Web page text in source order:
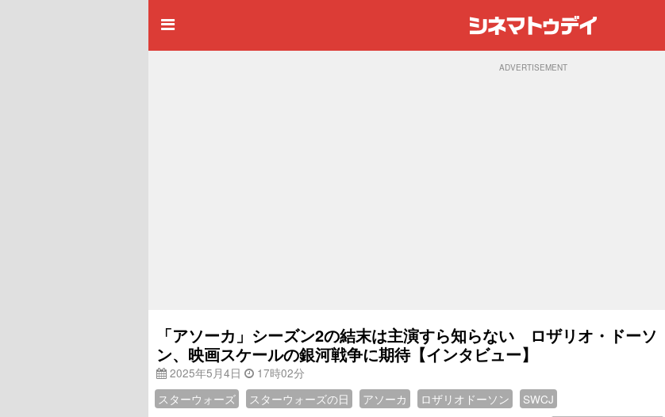
ADVERTISEMENT
「アソーカ」シーズン2の結末は主演すら知らない ロザリオ・ドーソ
ン、映画スケールの銀河戦争に期待【インタビュー】
2025年5月4日
17時02分
スターウォーズ
スターウォーズの日 アソーカ ロザリオドーソン SWCJ